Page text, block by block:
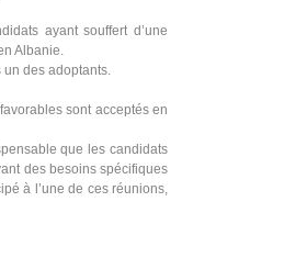
ayant souffert d’une
Albanie.
un des adoptants.
sont acceptés en
que les candidats
des besoins spécifiques
à l’une de ces réunions,